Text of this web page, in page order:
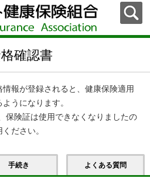
確認書
報が登録されると、健康保険適用
うになります。
険証は使用できなくなりましたの
ださい。
手続き よくある質問